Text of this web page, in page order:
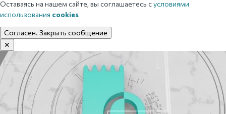
Оставаясь на нашем сайте, вы соглашаетесь сусловиями
использования cookies
Согласен. Закрыть сообщение
✕